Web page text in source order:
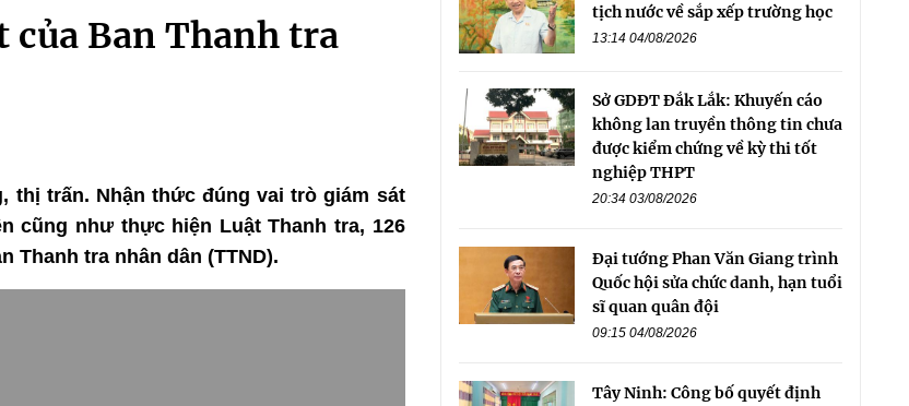
Ban Thanh tra
thị trấn. Nhận thức đúng vai trò giám sát
cũng như thực hiện Luật Thanh tra, 126
Thanh tra nhân dân (TTND).
tịch nước về sắp xếp trường học
13:14 04/08/2026
Sở GDĐT Đắk Lắk: Khuyến cáo
không lan truyền thông tin chưa
được kiểm chứng về kỳ thi tốt
nghiệp THPT
20:34 03/08/2026
Đại tướng Phan Văn Giang trình
Quốc hội sửa chức danh, hạn tuổi
sĩ quan quân đội
09:15 04/08/2026
Tây Ninh: Công bố quyết định